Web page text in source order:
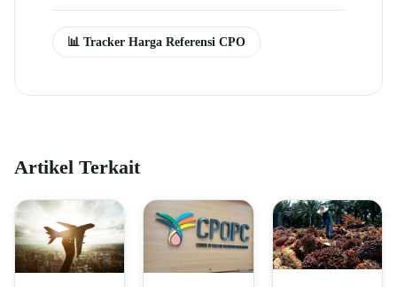
📊 Tracker Harga Referensi CPO
Artikel Terkait